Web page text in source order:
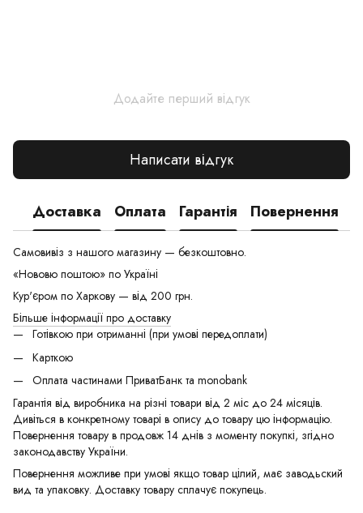
Додайте перший відгук
Написати відгук
Доставка Оплата Гарантія Повернення
Самовивіз з нашого магазину — безкоштовно.
«Нововю поштою» по Україні
Кур'єром по Харкову — від 200 грн.
Більше інформації про доставку
Готівкою при отриманні (при умові передоплати)
Карткою
Оплата частинами ПриватБанк та monobank
Гарантія від виробника на різні товари від 2 міс до 24 місяців.
Дивіться в конкретному товарі в опису до товару цю інформацію.
Повернення товару в продовж 14 днів з моменту покупкі, згідно
законодавству України.
Повернення можливе при умові якщо товар цілий, має заводьский
вид та упаковку. Доставку товару сплачує покупець.